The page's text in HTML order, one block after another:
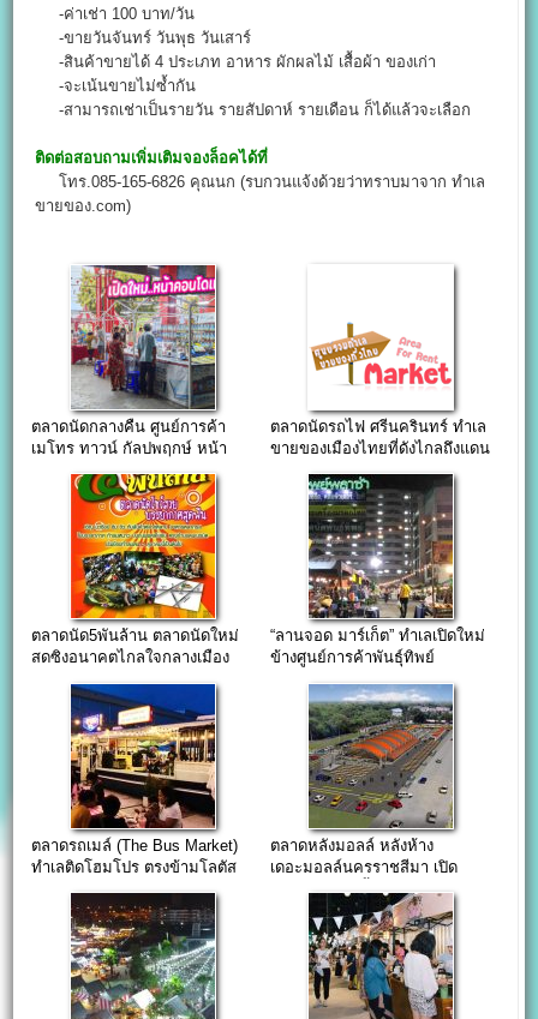
-ค่าเช่า 100 บาท/วัน
-ขายวันจันทร์ วันพุธ วันเสาร์
-สินค้าขายได้ 4 ประเภท อาหาร ผักผลไม้ เสื้อผ้า ของเก่า
-จะเน้นขายไม่ซ้ำกัน
-สามารถเช่าเป็นรายวัน รายสัปดาห์ รายเดือน ก็ได้แล้วจะเลือก
ติดต่อสอบถามเพิ่มเติมจองล็อคได้ที่
โทร.085-165-6826 คุณนก (รบกวนแจ้งด้วยว่าทราบมาจาก ทำเล
ขายของ.com)
ตลาดนัดกลางคืน ศูนย์การค้า
เมโทร ทาวน์ กัลปพฤกษ์ หน้า
ตลาดนัดรถไฟ ศรีนครินทร์ ทำเล
ขายของเมืองไทยที่ดังไกลถึงแดน
ตลาดนัด5พันล้าน ตลาดนัดใหม่
สดซิงอนาคตไกลใจกลางเมือง
“ลานจอด มาร์เก็ต” ทำเลเปิดใหม่
ข้างศูนย์การค้าพันธุ์ทิพย์
ตลาดรถเมล์ (The Bus Market)
ทำเลติดโฮมโปร ตรงข้ามโลตัส
ตลาดหลังมอลล์ หลังห้าง
เดอะมอลล์นครราชสีมา เปิด